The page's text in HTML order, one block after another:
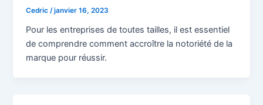
Cedric/janvier 16, 2023
Pour les entreprises de toutes tailles, il est essentiel
de comprendre comment accroître la notoriété de la
marque pour réussir.